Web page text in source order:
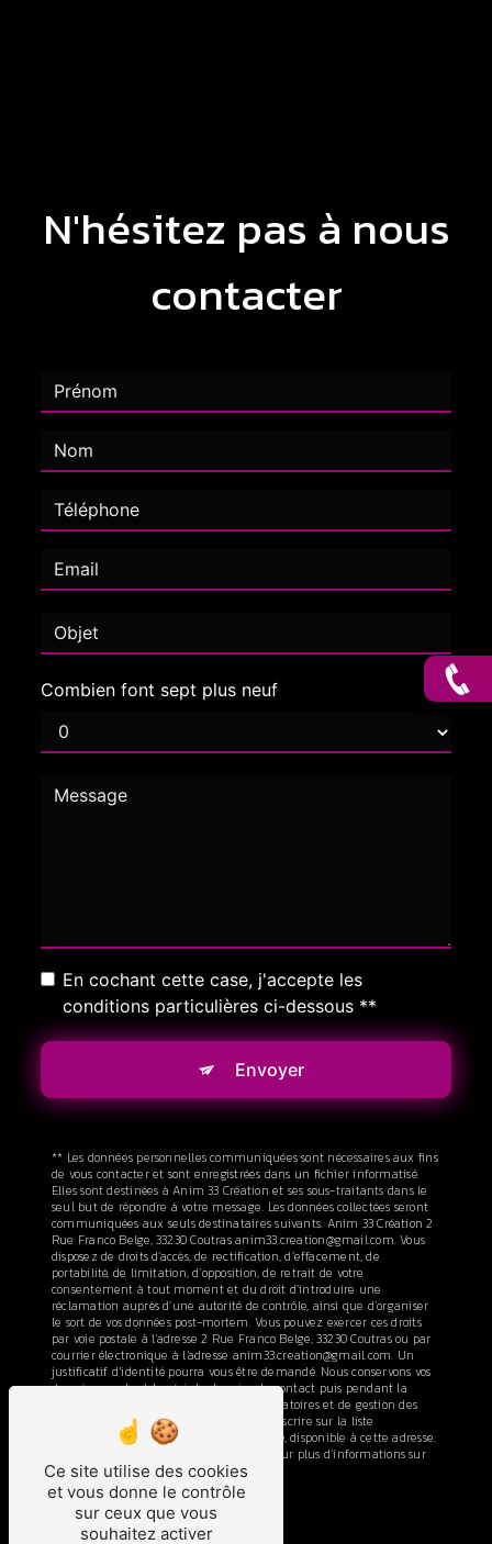
N'hésitez pas à nous
contacter
Combien font sept plus neuf
En cochant cette case, j'accepte les
conditions particulières ci-dessous **
Envoyer
** Les données personnelles communiquées sont nécessaires aux fins
de vous contacter et sont enregistrées dans un fichier informatisé.
Elles sont destinées à Anim 33 Création et ses sous-traitants dans le
seul but de répondre à votre message. Les données collectées seront
communiquées aux seuls destinataires suivants: Anim 33 Création 2
Rue Franco Belge, 33230 Coutras anim33.creation@gmail.com. Vous
disposez de droits d’accès, de rectification, d’effacement, de
portabilité, de limitation, d’opposition, de retrait de votre
consentement à tout moment et du droit d’introduire une
réclamation auprès d’une autorité de contrôle, ainsi que d’organiser
le sort de vos données post-mortem. Vous pouvez exercer ces droits
par voie postale à l'adresse 2 Rue Franco Belge, 33230 Coutras ou par
courrier électronique à l'adresse anim33.creation@gmail.com. Un
justificatif d'identité pourra vous être demandé. Nous conservons vos
données pendant la période de prise de contact puis pendant la
durée de prescription légale aux fins probatoires et de gestion des
contentieux. Vous avez le droit de vous inscrire sur la liste
d'opposition au démarchage téléphonique, disponible à cette adresse:
. Consultez le site cnil.fr pour plus d’informations sur
vos droits.
Ce site utilise des cookies
et vous donne le contrôle
sur ceux que vous
souhaitez activer